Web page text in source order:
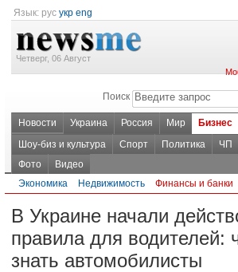
Язык: рус укр eng
Четверг, 06 Август
Поиск
Новости Украина Россия Мир Бизнес
Шоу-биз и культура
Спорт Политика ЧП
Фото
Видео
Экономика
Недвижимость Финансы и банки
В Украине начали
правила для водителей:
знать автомобилисты